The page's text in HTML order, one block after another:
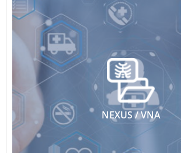
NEXUS / VNA